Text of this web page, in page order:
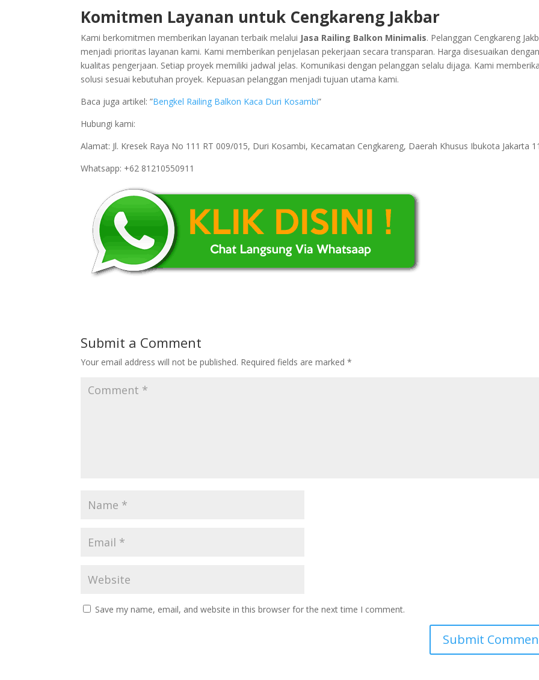
Komitmen Layanan untuk Cengkareng Jakbar
Kami berkomitmen memberikan layanan terbaik melalui Jasa Railing Balkon Minimalis. Pelanggan Cengkareng
menjadi prioritas layanan kami. Kami memberikan penjelasan pekerjaan secara transparan. Harga disesuaikan
kualitas pengerjaan. Setiap proyek memiliki jadwal jelas. Komunikasi dengan pelanggan selalu dijaga. Kami
solusi sesuai kebutuhan proyek. Kepuasan pelanggan menjadi tujuan utama kami.
Baca juga artikel: ”Bengkel Railing Balkon Kaca Duri Kosambi”
Hubungi kami:
Alamat: Jl. Kresek Raya No 111 RT 009/015, Duri Kosambi, Kecamatan Cengkareng, Daerah Khusus Ibukota Jakarta
Whatsapp: +62 81210550911
Submit a Comment
Your email address will not be published. Required fields are marked*
Save my name, email, and website in this browser for the next time I comment.